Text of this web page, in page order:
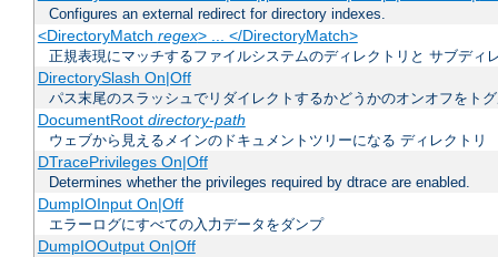
Configures an external redirect for directory indexes.
<DirectoryMatch regex> ... </DirectoryMatch>
正規表現にマッチするファイルシステムのディレクトリと サブディ
DirectorySlash On|Off
パス末尾のスラッシュでリダイレクトするかどうかのオンオフをト
DocumentRoot directory-path
ウェブから見えるメインのドキュメントツリーになる ディレクトリ
DTracePrivileges On|Off
Determines whether the privileges required by dtrace are enabled.
DumpIOInput On|Off
エラーログにすべての入力データをダンプ
DumpIOOutput On|Off